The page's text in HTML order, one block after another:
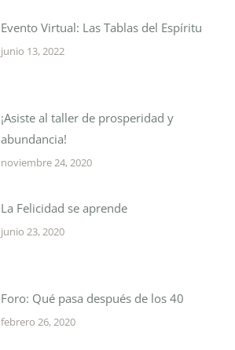
Evento Virtual: Las Tablas del Espíritu
junio 13, 2022
¡Asiste al taller de prosperidad y
abundancia!
noviembre 24, 2020
La Felicidad se aprende
junio 23, 2020
Foro: Qué pasa después de los 40
febrero 26, 2020